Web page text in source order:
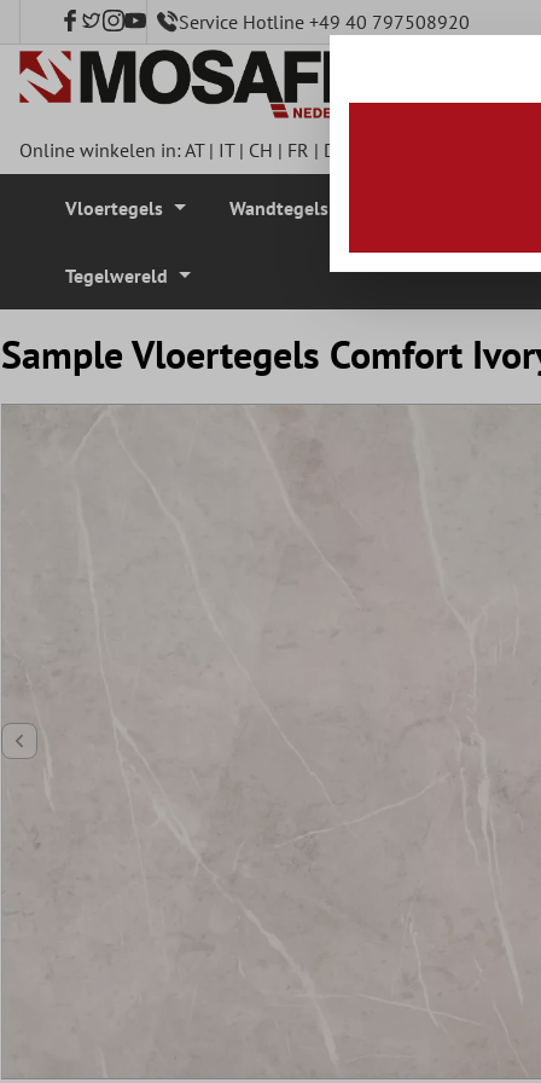
hoofdinhoud Service Hotline +49 40 797508920
Online winkelen in:AT| IT| CH | FR | DE
Vloertegels Wandtegels
Tegelwereld
Sample Vloertegels Comfort